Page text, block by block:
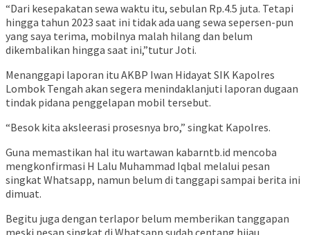
“Dari kesepakatan sewa waktu itu, sebulan Rp.4.5 juta. Tetapi
hingga tahun 2023 saat ini tidak ada uang sewa sepersen-pun
yang saya terima, mobilnya malah hilang dan belum
dikembalikan hingga saat ini,”tutur Joti.
Menanggapi laporan itu AKBP Iwan Hidayat SIK Kapolres
Lombok Tengah akan segera menindaklanjuti laporan dugaan
tindak pidana penggelapan mobil tersebut.
“Besok kita aksleerasi prosesnya bro,” singkat Kapolres.
Guna memastikan hal itu wartawan kabarntb.id mencoba
mengkonfirmasi H Lalu Muhammad Iqbal melalui pesan
singkat Whatsapp, namun belum di tanggapi sampai berita ini
dimuat.
Begitu juga dengan terlapor belum memberikan tanggapan
meski pesan singkat di Whatsapp sudah centang hijau.